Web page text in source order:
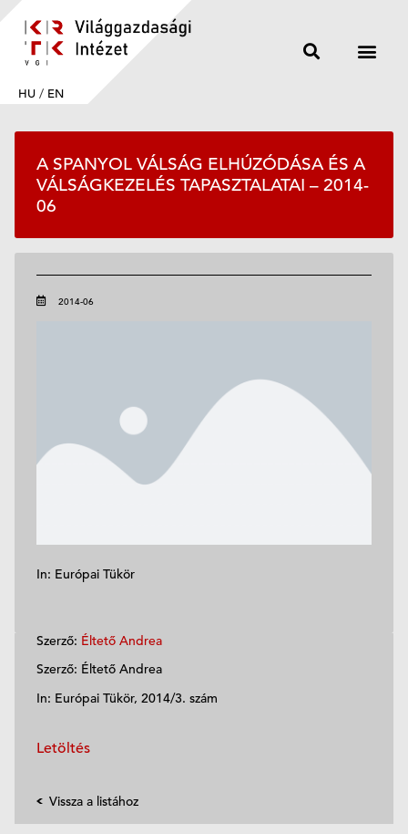
HU / EN
A SPANYOL VÁLSÁG ELHÚZÓDÁSA ÉS A
VÁLSÁGKEZELÉS TAPASZTALATAI – 2014-
06
2014-06
In: Európai Tükör
Szerző: Éltető Andrea
Szerző: Éltető Andrea
In: Európai Tükör, 2014/3. szám
Letöltés
Vissza a listához